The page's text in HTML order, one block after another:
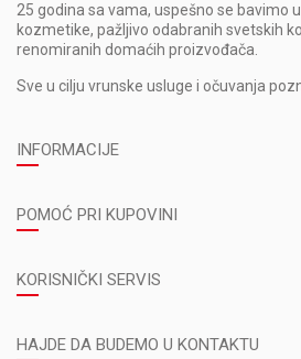
25 godina sa vama, uspešno se bavimo
kozmetike, pažljivo odabranih svetskih
renomiranih domaćih proizvođača.
Sve u cilju vrunske usluge i očuvanja
INFORMACIJE
POMOĆ PRI KUPOVINI
KORISNIČKI SERVIS
HAJDE DA BUDEMO U KONTAKTU